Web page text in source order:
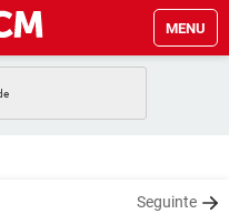
MENU
Seguinte